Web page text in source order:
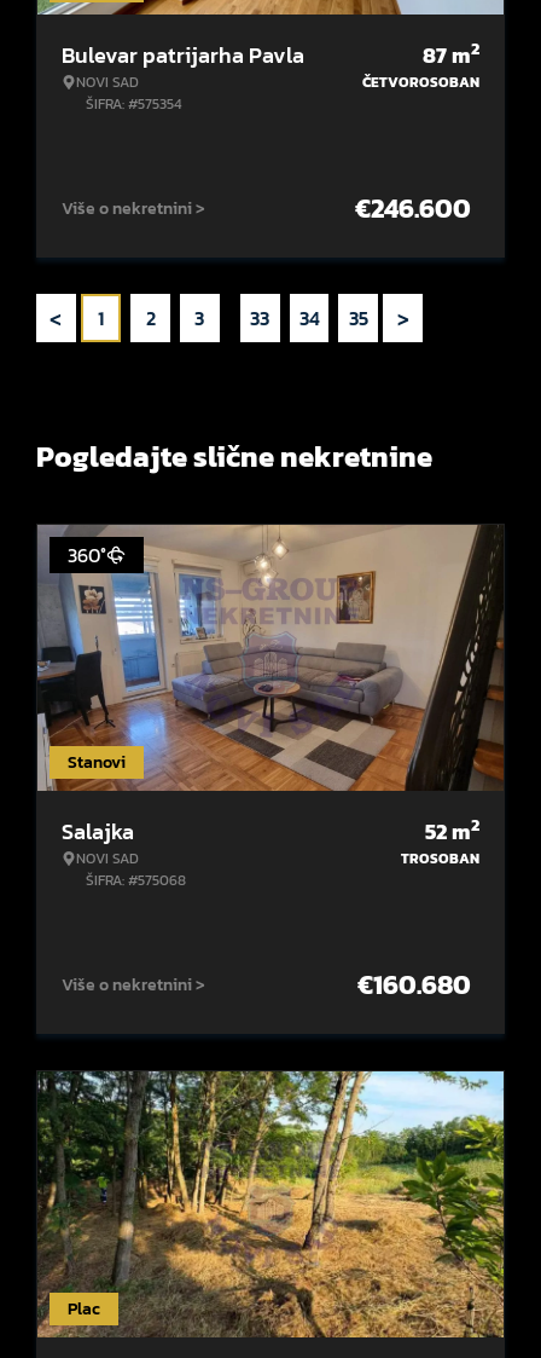
Bulevar patrijarha Pavla
NOVI SAD
ŠIFRA: #575354
87m2
ČETVOROSOBAN
Više o nekretnini > €246.600
< 1 2 3 33 34 35 >
Pogledajte slične nekretnine
Stanovi
360°
Salajka
NOVI SAD
ŠIFRA: #575068
52m2
TROSOBAN
Više o nekretnini > €160.680
Plac